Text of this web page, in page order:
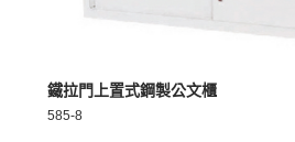
鐵拉門上置式鋼製公文櫃
585-8